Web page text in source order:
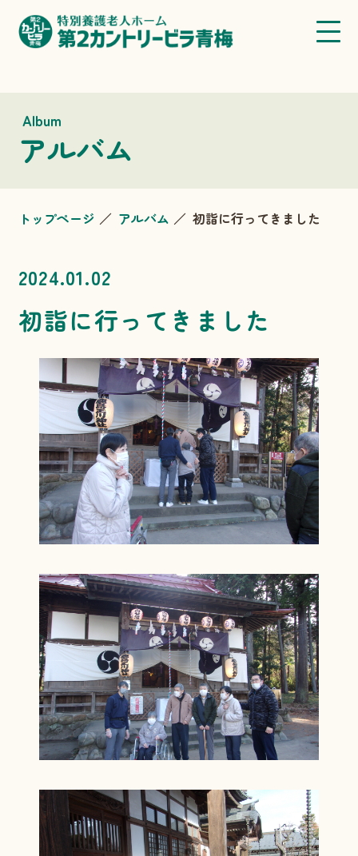
Album
アルバム
トップページ アルバム 初詣に行ってきました
2024.01.02
初詣に行ってきました